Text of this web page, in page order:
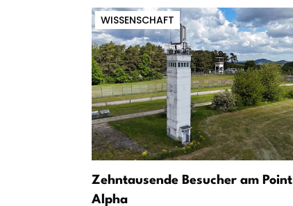
WISSENSCHAFT
Zehntausende Besucher am Point
Alpha